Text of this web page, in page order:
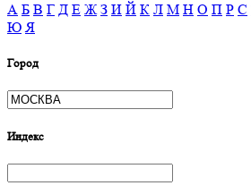
А Б В Г Д Е Ж З И Й К Л М Н О П Р С
Ю Я
Город
Индекс